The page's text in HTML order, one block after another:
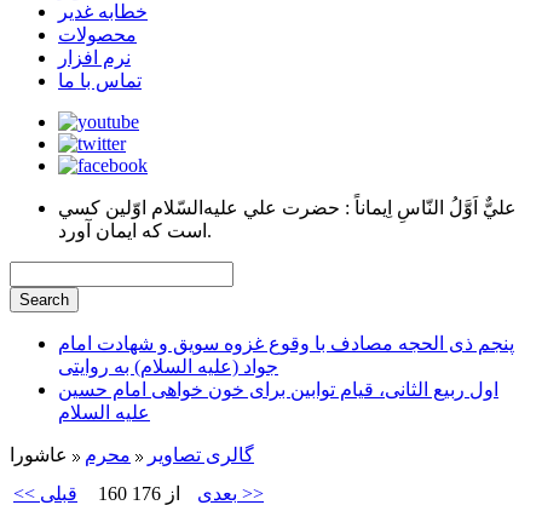
خطابه غدیر
محصولات
نرم افزار
تماس با ما
عليٌّ اَوَّلُ النّاسِ اِيماناً : حضرت علي عليه‌السّلام اوّلين كسي
است كه ايمان آورد.
پنجم ذی الحجه مصادف با وقوع غزوه سویق و شهادت امام
جواد (علیه السلام) به روایتی
اول ربیع الثانی، قیام توابین برای خون خواهی امام حسین
علیه السلام
گالری تصاویر محرم
عاشورا
<< قبلی
160 از 176 بعدی >>